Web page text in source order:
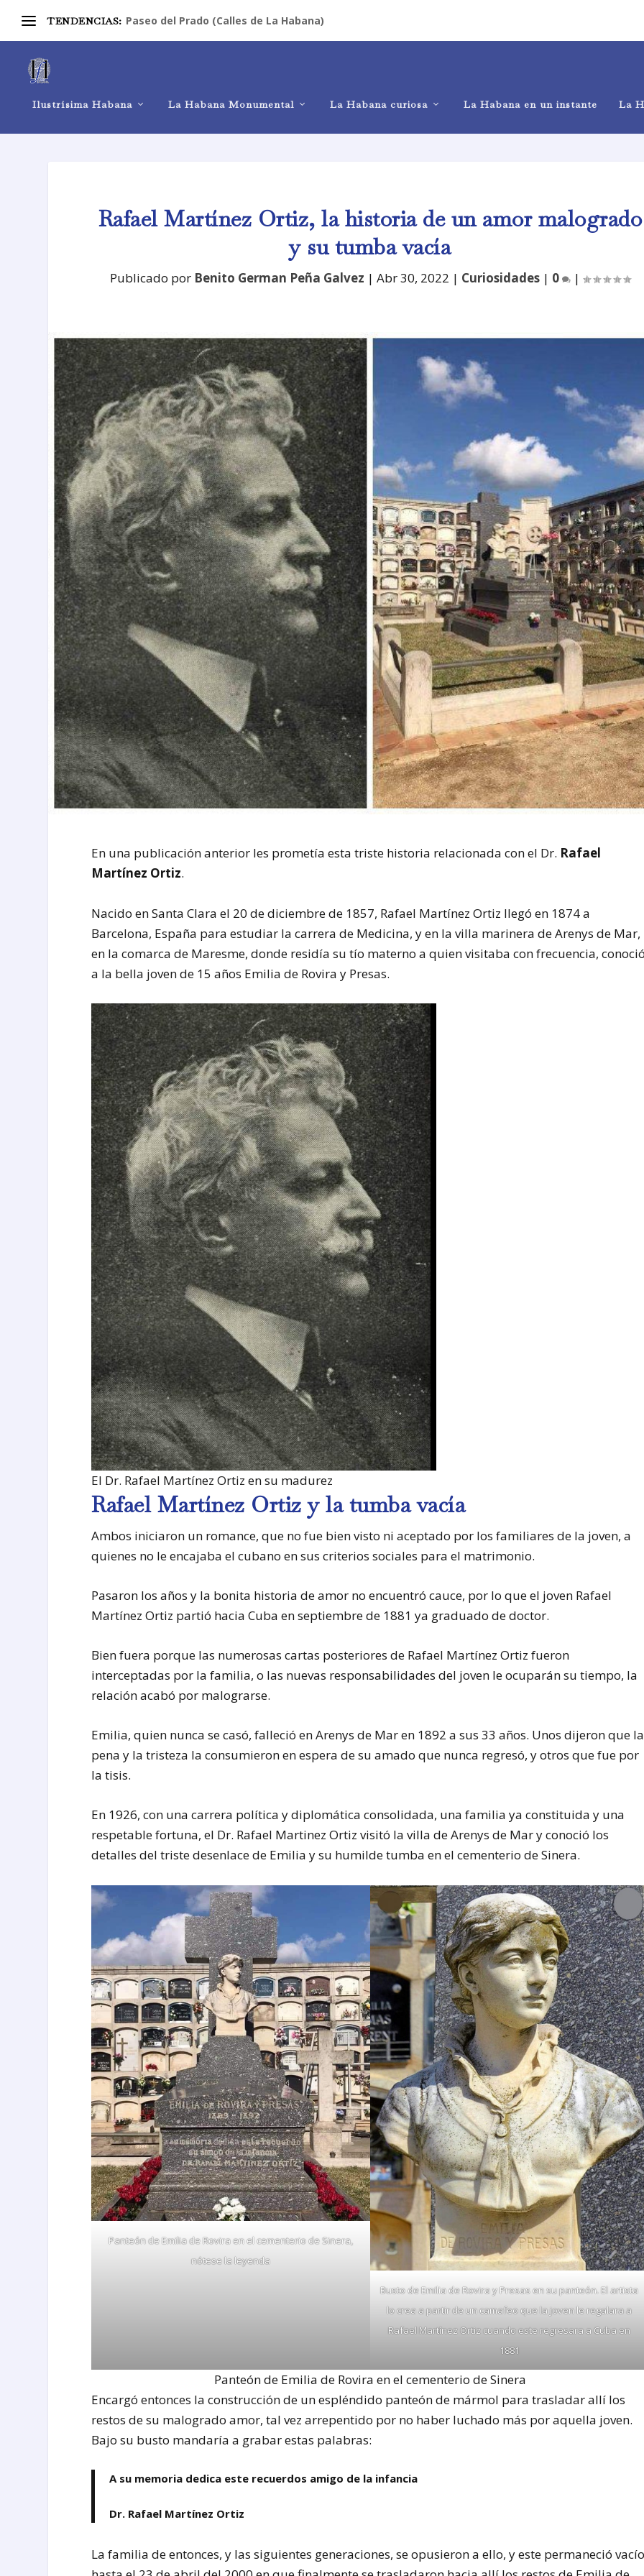
TENDENCIAS: Paseo del Prado (Calles de La Habana)
Ilustrísima Habana La Habana Monumental La Habana curiosa La Habana en un instante La
Rafael Martínez Ortiz, la historia de un amor malogrado
y su tumba vacía
Publicado por Benito German Peña Galvez | Abr 30, 2022 | Curiosidades| 0 |
En una publicación anterior les prometía esta triste historia relacionada con el Dr. Rafael
Martínez Ortiz.
Nacido en Santa Clara el 20 de diciembre de 1857, Rafael Martínez Ortiz llegó en 1874 a
Barcelona, España para estudiar la carrera de Medicina, y en la villa marinera de Arenys de Mar,
en la comarca de Maresme, donde residía su tío materno a quien visitaba con frecuencia,
a la bella joven de 15 años Emilia de Rovira y Presas.
El Dr. Rafael Martínez Ortiz en su madurez
Rafael Martínez Ortiz y la tumba vacía
Ambos iniciaron un romance, que no fue bien visto ni aceptado por los familiares de la joven, a
quienes no le encajaba el cubano en sus criterios sociales para el matrimonio.
Pasaron los años y la bonita historia de amor no encuentró cauce, por lo que el joven Rafael
Martínez Ortiz partió hacia Cuba en septiembre de 1881 ya graduado de doctor.
Bien fuera porque las numerosas cartas posteriores de Rafael Martínez Ortiz fueron
interceptadas por la familia, o las nuevas responsabilidades del joven le ocuparán su tiempo, la
relación acabó por malograrse.
Emilia, quien nunca se casó, falleció en Arenys de Mar en 1892 a sus 33 años. Unos dijeron que la
pena y la tristeza la consumieron en espera de su amado que nunca regresó, y otros que fue por
la tisis.
En 1926, con una carrera política y diplomática consolidada, una familia ya constituida y una
respetable fortuna, el Dr. Rafael Martinez Ortiz visitó la villa de Arenys de Mar y conoció los
detalles del triste desenlace de Emilia y su humilde tumba en el cementerio de Sinera.
Panteón de Emilia de Rovira en el cementerio de Sinera,
nótese la leyenda
Busto de Emilia de Rovira y Presas en su panteón. El artista
lo crea a partir de un camafeo que la joven le regalara a
Rafael Martínez Ortiz cuando este regresara a Cuba en
1881
Panteón de Emilia de Rovira en el cementerio de Sinera
Encargó entonces la construcción de un espléndido panteón de mármol para trasladar allí los
restos de su malogrado amor, tal vez arrepentido por no haber luchado más por aquella joven.
Bajo su busto mandaría a grabar estas palabras:
A su memoria dedica este recuerdos amigo de la infancia
Dr. Rafael Martínez Ortiz
La familia de entonces, y las siguientes generaciones, se opusieron a ello, y este permaneció